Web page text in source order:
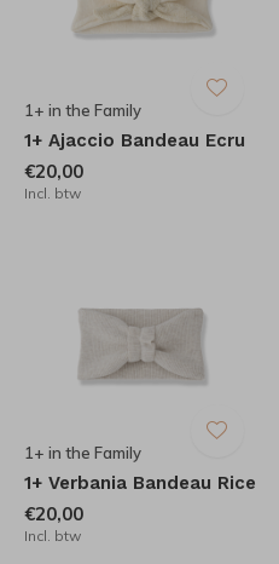
1+ in the Family
1+ Ajaccio Bandeau Ecru
€20,00
Incl. btw
1+ in the Family
1+ Verbania Bandeau Rice
€20,00
Incl. btw